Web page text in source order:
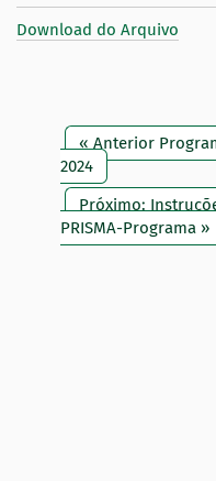
Download do Arquivo
« Anterior
2024
Próximo:
PRISMA-Programa »